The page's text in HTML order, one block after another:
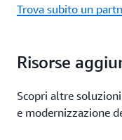
Trova subito un
Risorse
Scopri altre
e modernizzazione